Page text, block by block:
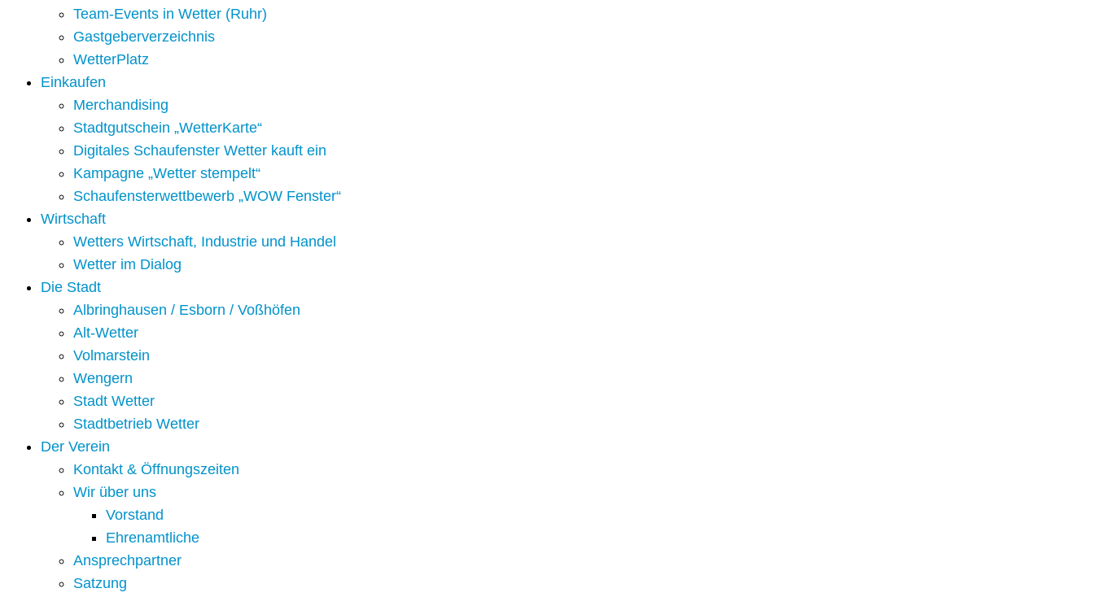
Team-Events in Wetter (Ruhr)
Gastgeberverzeichnis
WetterPlatz
Einkaufen
Merchandising
Stadtgutschein „WetterKarte“
Digitales Schaufenster Wetter kauft ein
Kampagne „Wetter stempelt“
Schaufensterwettbewerb „WOW Fenster“
Wirtschaft
Wetters Wirtschaft, Industrie und Handel
Wetter im Dialog
Die Stadt
Albringhausen / Esborn / Voßhöfen
Alt-Wetter​
Volmarstein
Wengern
Stadt Wetter
Stadtbetrieb Wetter
Der Verein
Kontakt & Öffnungszeiten
Wir über uns
Vorstand
Ehrenamtliche
Ansprechpartner
Satzung